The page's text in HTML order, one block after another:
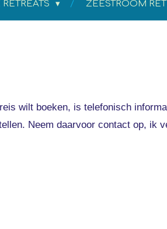
ZEESTROOM
wilt boeken, is telefonisch
Neem daarvoor contact op, ik